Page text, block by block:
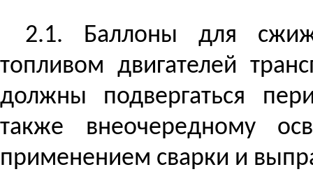
2.1. Баллоны для
топливом двигателей
должны подвергаться
также внеочередному
применением сварки и